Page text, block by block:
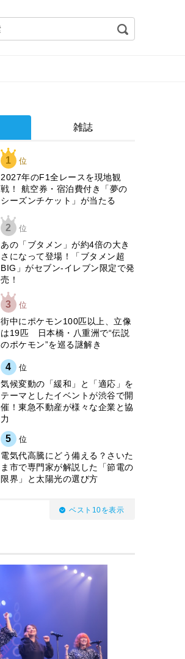
雑誌
1 位
2027年のF1全レースを現地観
戦！ 航空券・宿泊費付き「夢の
シーズンチケット」が当たる
2 位
あの「ブタメン」が約4倍の大き
さになって登場！「ブタメン超
BIG」がセブン‐イレブン限定で発
売！
3 位
街中にポケモン100匹以上、立像
は19匹 日本橋・八重洲で“伝説
のポケモン”を巡る謎解き
4 位
気候変動の「緩和」と「適応」を
テーマとしたイベントが渋谷で開
催！東急不動産が様々な企業と協
力
5 位
電気代高騰にどう備える？さいた
ま市で専門家が解説した「節電の
限界」と太陽光の選び方
ベスト10を表示